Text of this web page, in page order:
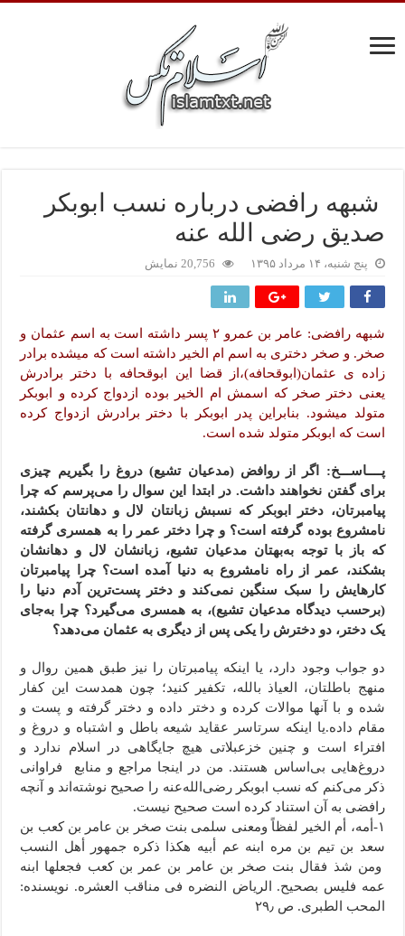
شبهه رافضی درباره نسب ابوبکر
صدیق رضی الله عنه
پنج شنبه، ۱۴ مرداد ۱۳۹۵ 20,756 نمایش
شبهه رافضی: عامر بن عمرو ۲ پسر داشته است به اسم عثمان و
صخر. و صخر دختری به اسم ام الخیر داشته است که میشده برادر
زاده ی عثمان(ابوقحافه)،از قضا این ابوقحافه با دختر برادرش
یعنی دختر صخر که اسمش ام الخیر بوده ازدواج کرده و ابوبکر
متولد میشود. بنابراین پدر ابوبکر با دختر برادرش ازدواج کرده
است که ابوبکر متولد شده است.
پــــاســـخ: اگر از روافض (مدعیان تشیع) دروغ را بگیریم چیزی
برای گفتن نخواهند داشت. در ابتدا این سوال را می‌پرسم که چرا
پیامبرتان، دختر ابوبکر که نسبش زبانتان لال و دهانتان بکشند،
نامشروع بوده گرفته است؟ و چرا دختر عمر را به همسری گرفته
که باز با توجه به‌بهتان مدعیان تشیع، زبانشان لال و دهانشان
بشکند، عمر از راه نامشروع به دنیا آمده است؟ چرا پیامبرتان
کارهایش را سبک سنگین نمی‌کند و دختر پست‌ترین آدم دنیا را
(برحسب دیدگاه مدعیان تشیع)، به همسری می‌گیرد؟ چرا به‌جای
یک دختر، دو دخترش را یکی پس از دیگری به عثمان می‌دهد؟
دو جواب وجود دارد، یا اینکه پیامبرتان را نیز طبق همین روال و
منهج باطلتان، العیاذ بالله، تکفیر کنید؛ چون همدست این کفار
شده و با آنها موالات کرده و دختر داده و دختر گرفته و پست و
مقام داده.یا اینکه سرتاسر عقاید شیعه باطل و اشتباه و دروغ و
افتراء است و چنین خزعبلاتی هیچ جایگاهی در اسلام ندارد و
دروغ‌هایی بی‌اساس هستند. من در اینجا مراجع و منابع فراوانی
ذکر می‌کنم که نسب ابوبکر رضی‌الله‌عنه را صحیح نوشته‌اند و آنچه
رافضی به آن استناد کرده است صحیح نیست.
۱-أمه، أم الخیر لفظاً ومعنى سلمى بنت صخر بن عامر بن کعب بن
سعد بن تیم بن مره ابنه عم أبیه هکذا ذکره جمهور أهل النسب
ومن شذ فقال بنت صخر بن عامر بن عمر بن کعب فجعلها ابنه
عمه فلیس بصحیح. الریاض النضره فی مناقب العشره. نویسنده:
المحب الطبری. ص ۲۹٫